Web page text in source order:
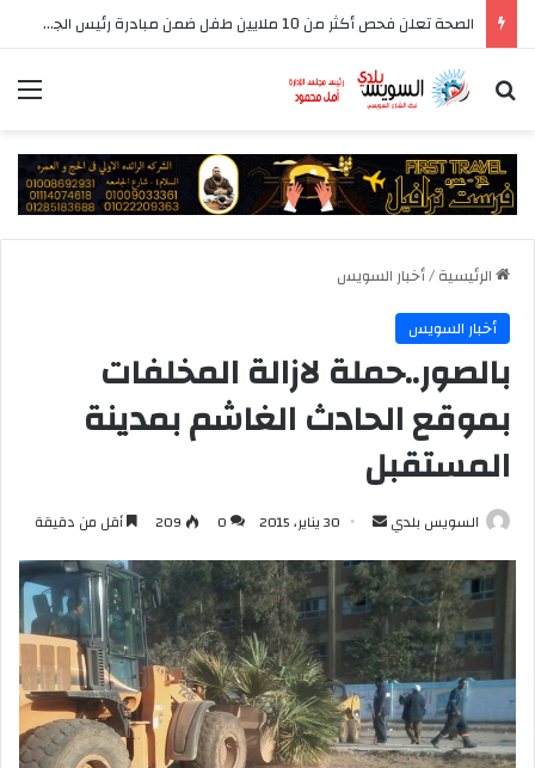
الصحة تعلن فحص أكثر من 10 ملايين طفل ضمن مبادرة رئيس الجمهورية للكشف المبكر وعلاج فقدان السمع لدى حديثي الولادة
بحث عن
الرئيسية/أخبار السويس
أخبار السويس
بالصور..حملة لازالة المخلفات
بموقع الحادث الغاشم بمدينة
المستقبل
السويس بلدي
أرسل
إلكترونيا
30 يناير، 2015 0
209 أقل من دقيقة